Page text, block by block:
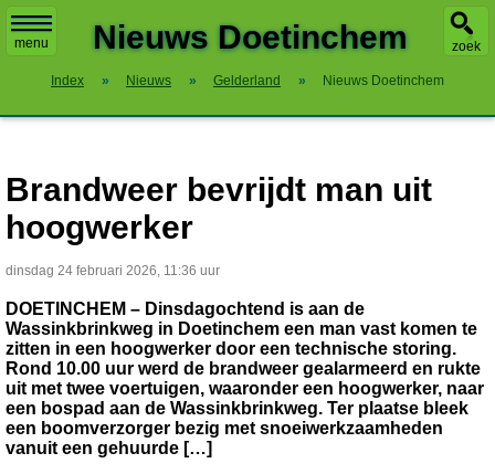
menu zoek
Nieuws Doetinchem
Index » Nieuws » Gelderland » Nieuws Doetinchem
Brandweer bevrijdt man uit
hoogwerker
dinsdag 24 februari 2026, 11:36 uur
DOETINCHEM – Dinsdagochtend is aan de
Wassinkbrinkweg in Doetinchem een man vast komen te
zitten in een hoogwerker door een technische storing.
Rond 10.00 uur werd de brandweer gealarmeerd en rukte
uit met twee voertuigen, waaronder een hoogwerker, naar
een bospad aan de Wassinkbrinkweg. Ter plaatse bleek
een boomverzorger bezig met snoeiwerkzaamheden
vanuit een gehuurde […]